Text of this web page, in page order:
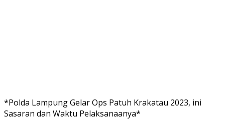
*Polda Lampung Gelar Ops Patuh Krakatau 2023, ini
Sasaran dan Waktu Pelaksanaanya*